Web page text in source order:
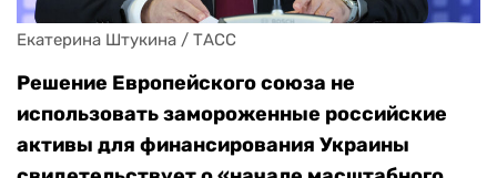
Екатерина Штукина / ТАСС
Решение Европейского союза не
использовать замороженные российские
активы для финансирования Украины